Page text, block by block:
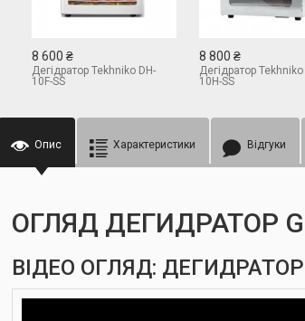
8 600 ₴
Дегідратор Tekhniko DH-
10F-SS
8 800 ₴
Дегідратор Tekhniko
10H-SS
Опис Характеристики Відгуки
ОГЛЯД ДЕГИДРАТОР
ВІДЕО ОГЛЯД: ДЕГИДРАТОР